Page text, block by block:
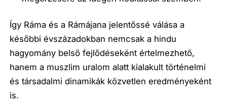
Így Ráma és a Rámájana jelentőssé válása a
későbbi évszázadokban nemcsak a hindu
hagyomány belső fejlődéseként értelmezhető,
hanem a muszlim uralom alatt kialakult történelmi
és társadalmi dinamikák közvetlen eredményeként
is.